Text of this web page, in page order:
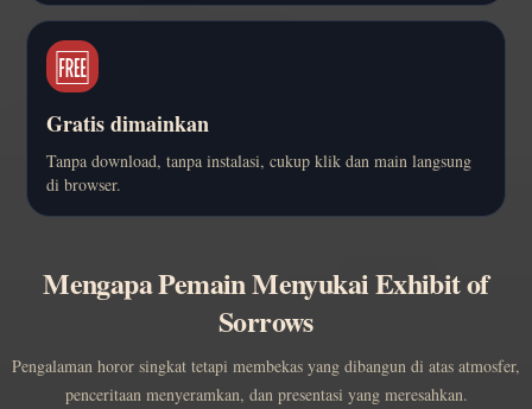
🆓
Gratis dimainkan
Tanpa download, tanpa instalasi, cukup klik dan main langsung
di browser.
Mengapa Pemain Menyukai Exhibit of
Sorrows
Pengalaman horor singkat tetapi membekas yang dibangun di atas atmosfer,
penceritaan menyeramkan, dan presentasi yang meresahkan.